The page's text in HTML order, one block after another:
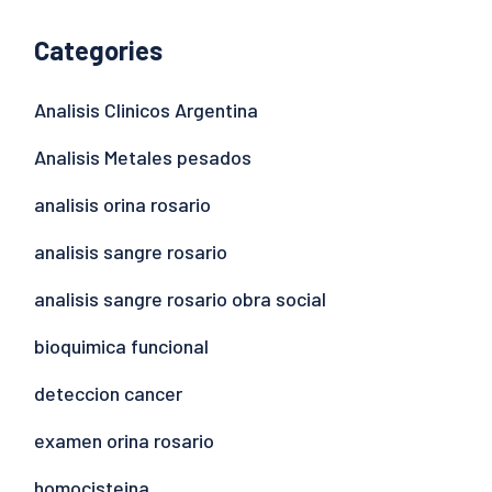
Categories
Analisis Clinicos Argentina
Analisis Metales pesados
analisis orina rosario
analisis sangre rosario
analisis sangre rosario obra social
bioquimica funcional
deteccion cancer
examen orina rosario